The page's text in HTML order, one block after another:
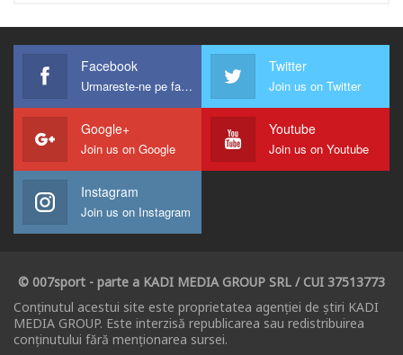
Facebook
Urmareste-ne pe facebook !
Twitter
Join us on Twitter
Google+
Join us on Google
Youtube
Join us on Youtube
Instagram
Join us on Instagram
© 007sport - parte a KADI MEDIA GROUP SRL / CUI 37513773
Conținutul acestui site este proprietatea agenției de știri KADI
MEDIA GROUP. Este interzisă republicarea sau redistribuirea
conținutului fără menționarea sursei.